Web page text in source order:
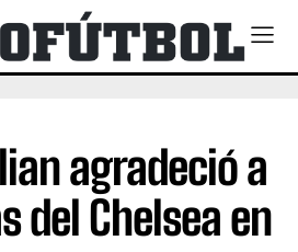
agradeció a
del Chelsea en